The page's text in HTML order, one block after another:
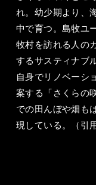
れ。幼少期より、
中で育つ。島牧ユ
牧村を訪れる人の
するサスティナブ
自身でリノベーシ
案する「さくらの
での田んぼや畑も
現している。（引